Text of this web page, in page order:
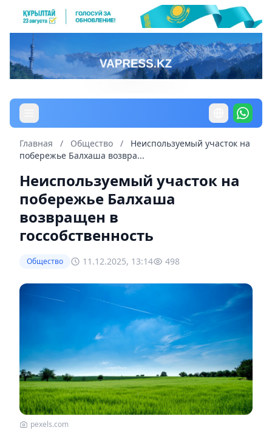
Главная / Общество /
Неиспользуемый участок на
побережье Балхаша возвра...
Неиспользуемый участок на
побережье Балхаша
возвращен в
госсобственность
Общество 11.12.2025, 13:14 498
pexels.com